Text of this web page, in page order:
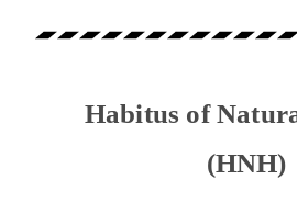
Habitus of
(HNH)